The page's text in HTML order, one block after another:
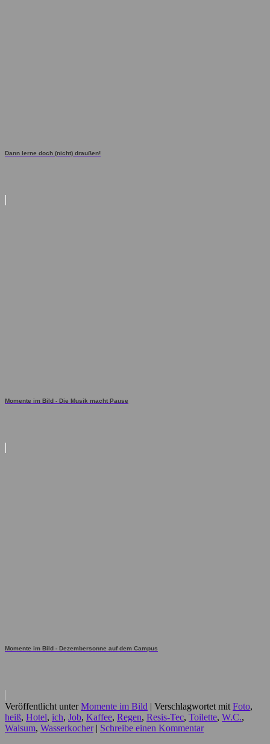
Dann lerne doch (nicht) draußen!
Momente im Bild - Die Musik macht Pause
Momente im Bild - Dezembersonne auf dem Campus
Veröffentlicht unter Momente im Bild | Verschlagwortet mit Foto,
heiß, Hotel, ich, Job, Kaffee, Regen, Resis-Tec, Toilette, W.C.,
Walsum, Wasserkocher | Schreibe einen Kommentar